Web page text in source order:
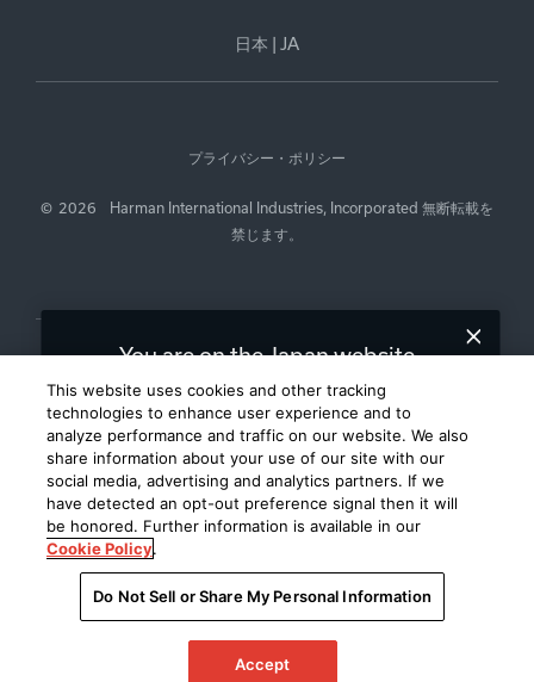
日本 | JA
プライバシー・ポリシー
© 2026
Harman International Industries, Incorporated 無断転載を
禁じます。
You are on the Japan website.
We recommendUnited States
Choose a different website.
JAPAN UNITED STATES
This website uses cookies and other tracking
technologies to enhance user experience and to
analyze performance and traffic on our website. We also
share information about your use of our site with our
social media, advertising and analytics partners. If we
have detected an opt-out preference signal then it will
be honored. Further information is available in our
Cookie Policy.
Do Not Sell or Share My Personal Information
Accept